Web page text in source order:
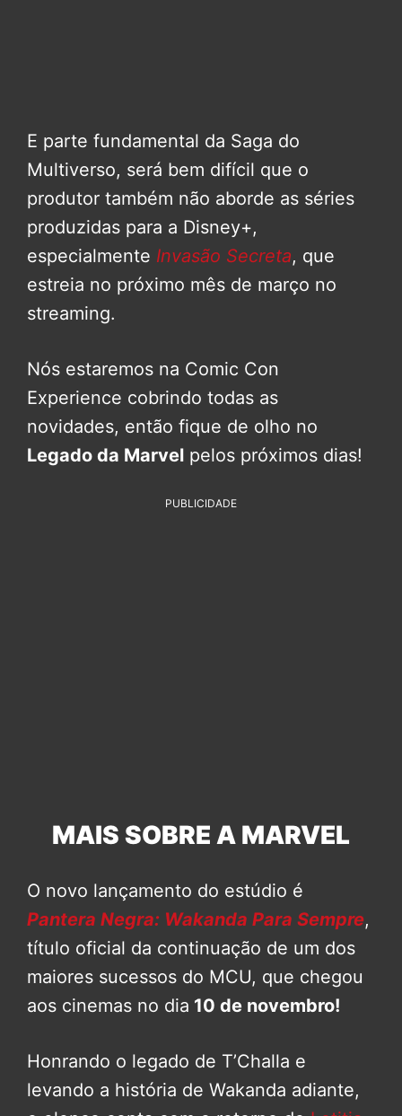
E parte fundamental da Saga do
Multiverso, será bem difícil que o
produtor também não aborde as séries
produzidas para a Disney+,
especialmente Invasão Secreta, que
estreia no próximo mês de março no
streaming.
Nós estaremos na Comic Con
Experience cobrindo todas as
novidades, então fique de olho no
Legado da Marvel pelos próximos dias!
PUBLICIDADE
MAIS SOBRE A MARVEL
O novo lançamento do estúdio é
Pantera Negra: Wakanda Para Sempre,
título oficial da continuação de um dos
maiores sucessos do MCU, que chegou
aos cinemas no dia 10 de novembro!
Honrando o legado de T’Challa e
levando a história de Wakanda adiante,